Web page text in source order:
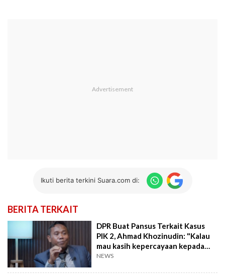
Ikuti berita terkini Suara.com di:
BERITA TERKAIT
DPR Buat Pansus Terkait Kasus
PIK 2, Ahmad Khozinudin: "Kalau
mau kasih kepercayaan kepada
publik, Batalkan PSN PIK 2"
NEWS